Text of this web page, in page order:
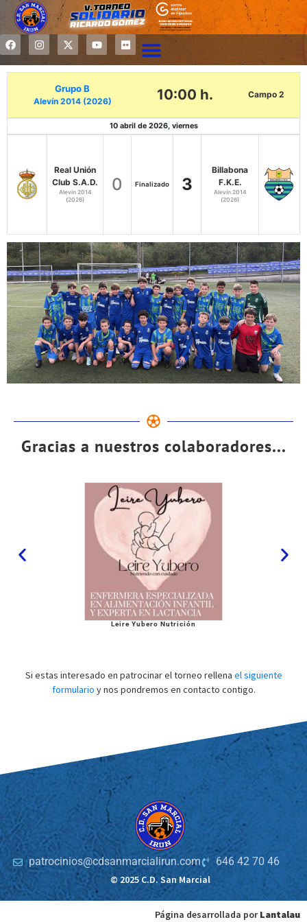
Grupo B
Alevín 2014 (2026) 10:00 h. Campo 2
10 abril de 2026, viernes
Real Unión
Club S.A.D.
Alevín 2014
(2026)
0 Finalizado 3
Billabona
F.K.E.
Alevín 2014
(2026)
Gracias a nuestros colaboradores...
Leire Yubero Nutrición
Si estas interesado en patrocinar el torneo rellena el siguiente
formulario y nos pondremos en contacto contigo.
patrocinios@cdsanmarcialirun.com
646 42 70 46
© 2025 C.D. San Marcial
Página desarrollada porLantalau